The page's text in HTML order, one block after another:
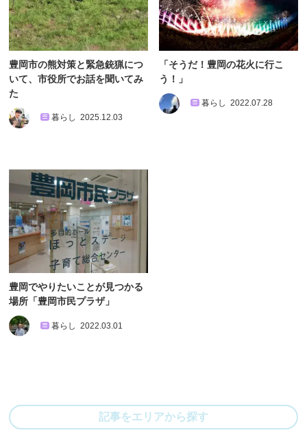
豊岡市の熊対策と緊急銃猟につ
いて、市役所でお話を聞いてみ
た
暮らし 2025.12.03
「そうだ！豊岡の花火に行こ
う！」
暮らし 2022.07.28
豊岡でやりたいことが見つかる
場所「豊岡市民プラザ」
暮らし 2022.03.01
記事をエリアから探す